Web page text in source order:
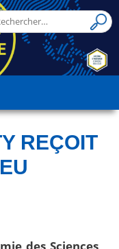
REÇOIT
des Sciences